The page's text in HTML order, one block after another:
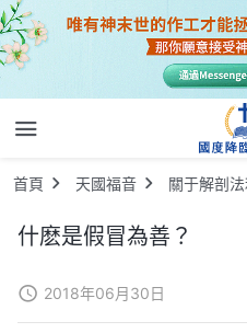
首頁 天國福音 關于解剖
什麽是假冒為善？
2018年06月30日